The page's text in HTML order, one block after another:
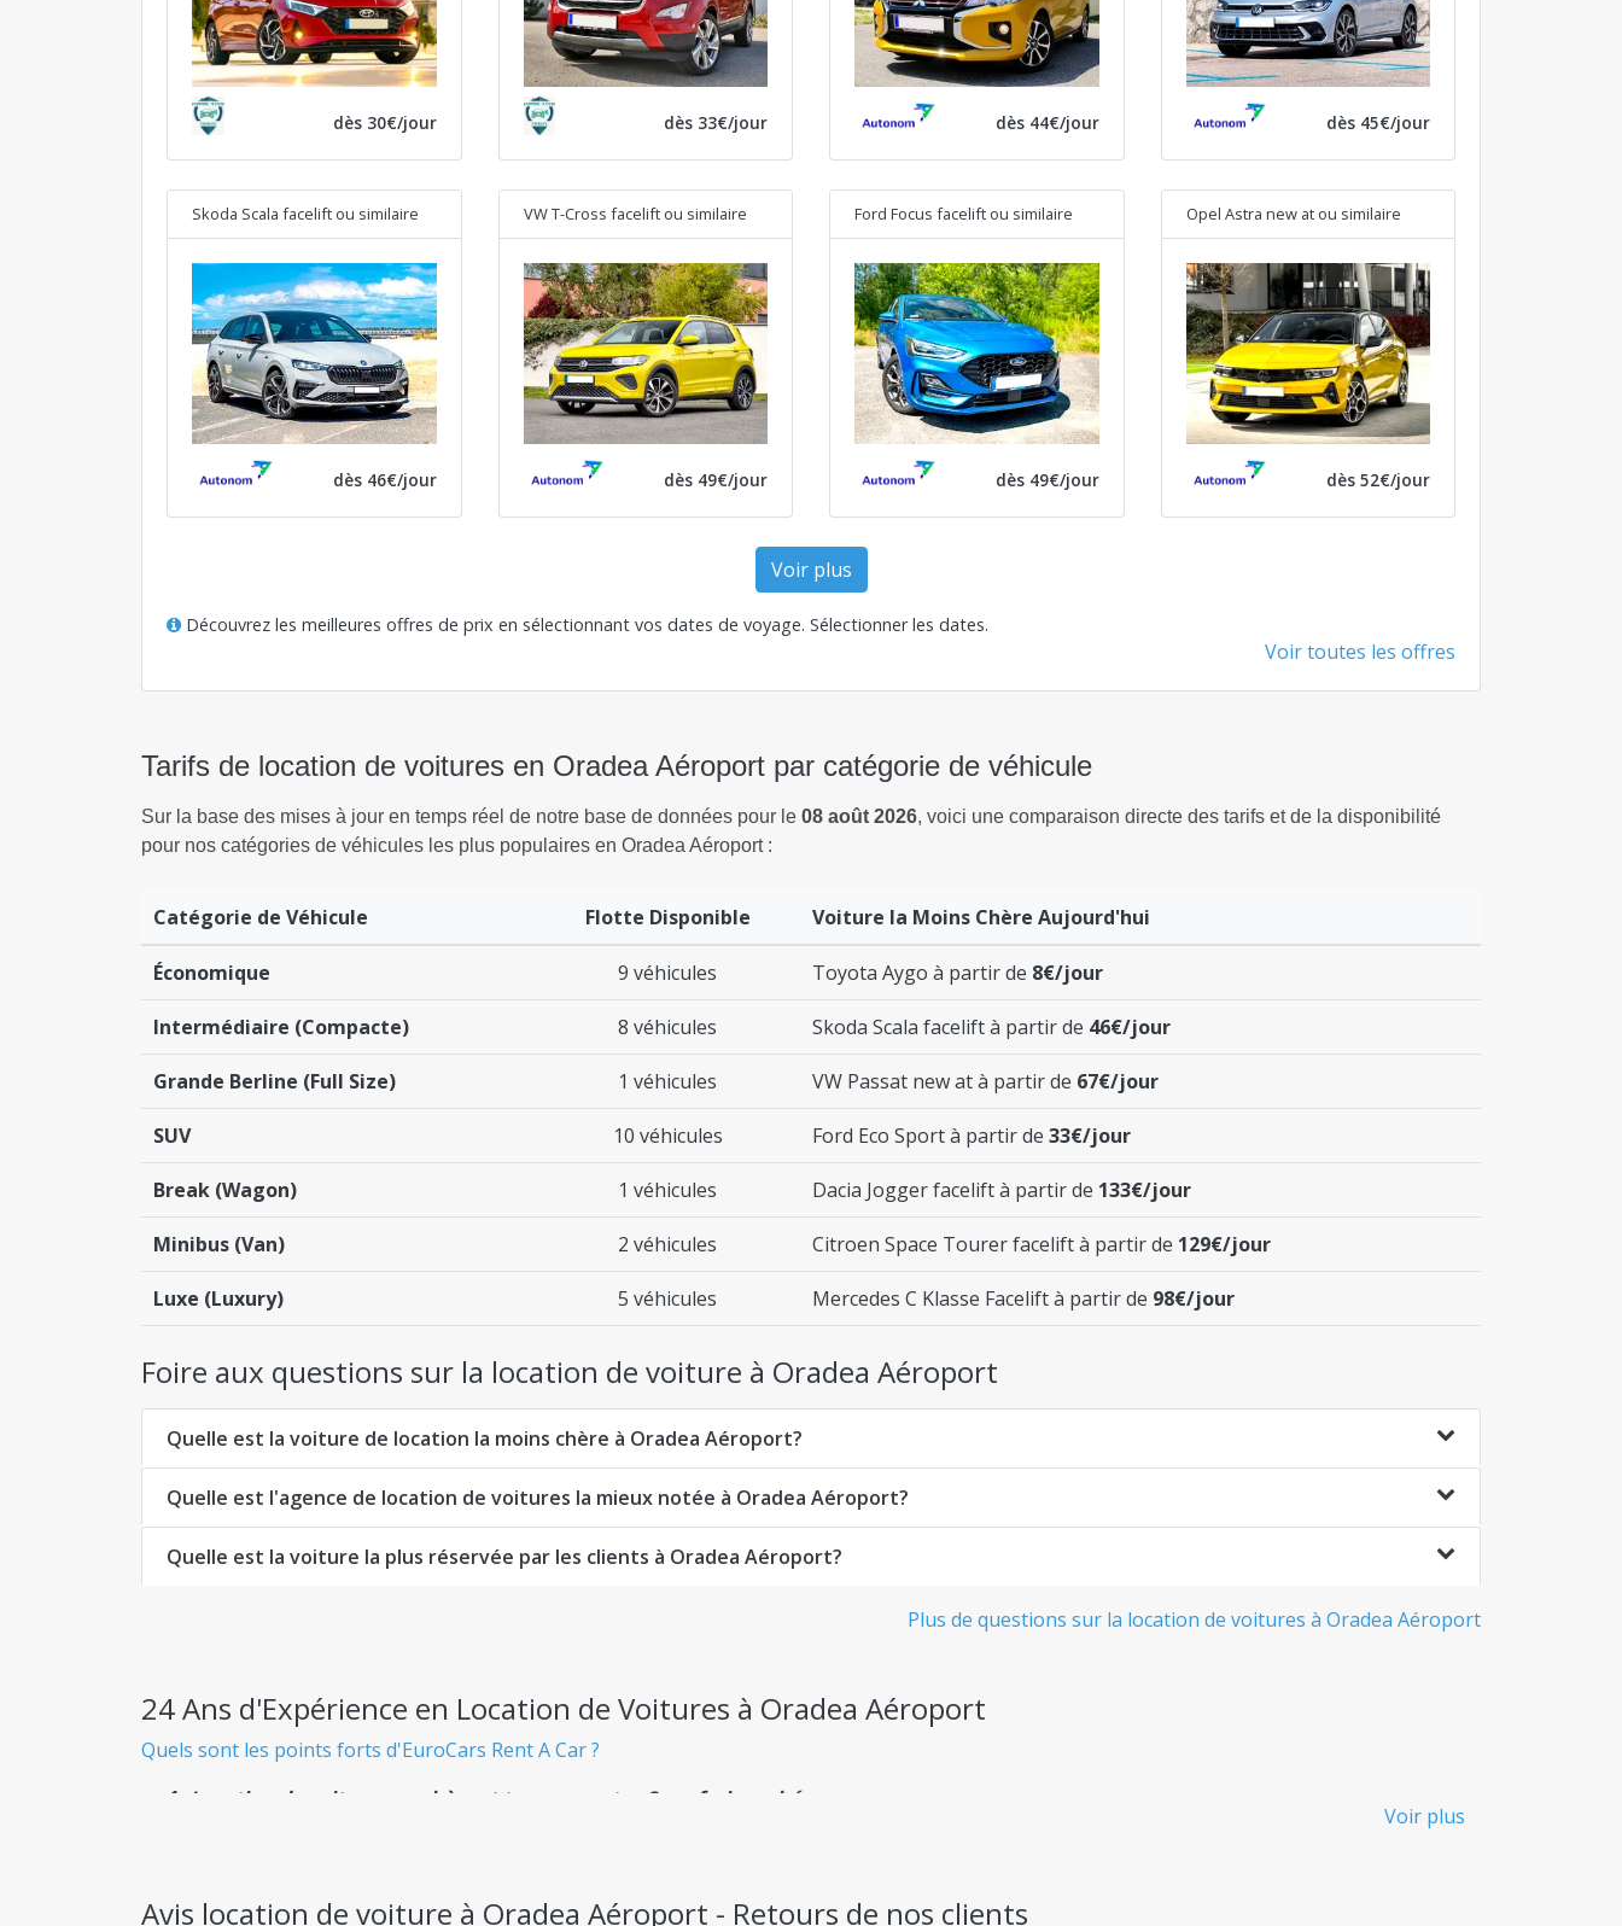
dès 30€/jour dès 33€/jour dès 44€/jour dès 45€/jour
Skoda Scala facelift ou similaire
dès 46€/jour
VW T-Cross facelift ou similaire
dès 49€/jour
Ford Focus facelift ou similaire
dès 49€/jour
Opel Astra new at ou similaire
dès 52€/jour
Voir plus
Découvrez les meilleures offres de prix en sélectionnant vos dates de voyage. Sélectionner les dates.
Voir toutes les offres
Tarifs de location de voitures en Oradea Aéroport par catégorie de véhicule
Sur la base des mises à jour en temps réel de notre base de données pour le 08 août 2026, voici une comparaison directe des tarifs et de la disponibilité
pour nos catégories de véhicules les plus populaires en Oradea Aéroport :
Catégorie de Véhicule Flotte Disponible Voiture la Moins Chère Aujourd'hui
Économique 9 véhicules Toyota Aygo à partir de 8€/jour
Intermédiaire (Compacte) 8 véhicules Skoda Scala facelift à partir de 46€/jour
Grande Berline (Full Size) 1 véhicules VW Passat new at à partir de 67€/jour
SUV 10 véhicules Ford Eco Sport à partir de 33€/jour
Break (Wagon) 1 véhicules Dacia Jogger facelift à partir de 133€/jour
Minibus (Van) 2 véhicules Citroen Space Tourer facelift à partir de 129€/jour
Luxe (Luxury) 5 véhicules Mercedes C Klasse Facelift à partir de 98€/jour
Foire aux questions sur la location de voiture à Oradea Aéroport
Quelle est la voiture de location la moins chère à Oradea Aéroport?
Quelle est l'agence de location de voitures la mieux notée à Oradea Aéroport?
Quelle est la voiture la plus réservée par les clients à Oradea Aéroport?
Plus de questions sur la location de voitures à Oradea Aéroport
24 Ans d'Expérience en Location de Voitures à Oradea Aéroport
Quels sont les points forts d'EuroCars Rent A Car ?
Location de voiture pas chère et transparente - Sans frais cachés
Voir plus
Avis location de voiture à Oradea Aéroport - Retours de nos clients